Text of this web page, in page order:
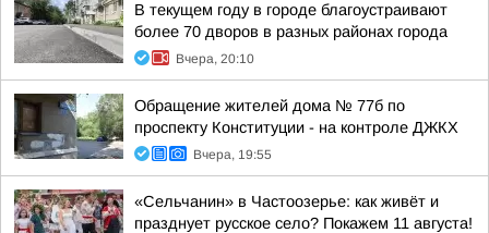
В текущем году в городе благоустраивают
более 70 дворов в разных районах города
Вчера, 20:10
Обращение жителей дома № 77б по
проспекту Конституции - на контроле ДЖКХ
Вчера, 19:55
«Сельчанин» в Частоозерье: как живёт и
празднует русское село? Покажем 11 августа!